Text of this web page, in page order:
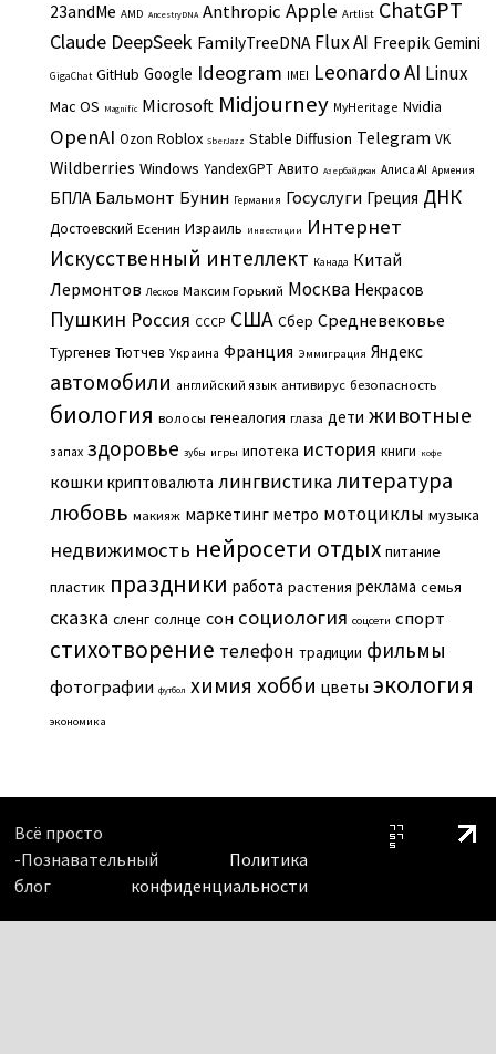
23andMe AMD AncestryDNA Anthropic Apple Artlist ChatGPT
Claude DeepSeek FamilyTreeDNA Flux AI Freepik Gemini
GigaChat GitHub Google Ideogram IMEI Leonardo AI Linux
Mac OS Magnific Microsoft Midjourney MyHeritage Nvidia
OpenAI Ozon Roblox SberJazz Stable Diffusion Telegram VK
Wildberries Windows YandexGPT Авито Азербайджан Алиса AI Армения
БПЛА Бальмонт Бунин Германия Госуслуги Греция ДНК
Достоевский Есенин Израиль Инвестиции Интернет
Искусственный интеллект Канада Китай
Лермонтов Лесков Максим Горький Москва Некрасов
Пушкин Россия СССР США Сбер Средневековье
Тургенев Тютчев Украина Франция Эммиграция Яндекс
автомобили английский язык антивирус безопасность
биология волосы генеалогия глаза дети животные
запах здоровье зубы игры ипотека история книги кофе
кошки криптовалюта лингвистикалитература
любовь макияж маркетинг метро мотоциклы музыка
недвижимость нейросети отдых питание
пластик праздники работа растения реклама семья
сказка сленг солнце сон социология соцсети спорт
стихотворение телефон традиции фильмы
фотографии футбол химия хобби цветы экология
экономика
Всё просто
-Познавательный
блог
Политика
конфиденциальности